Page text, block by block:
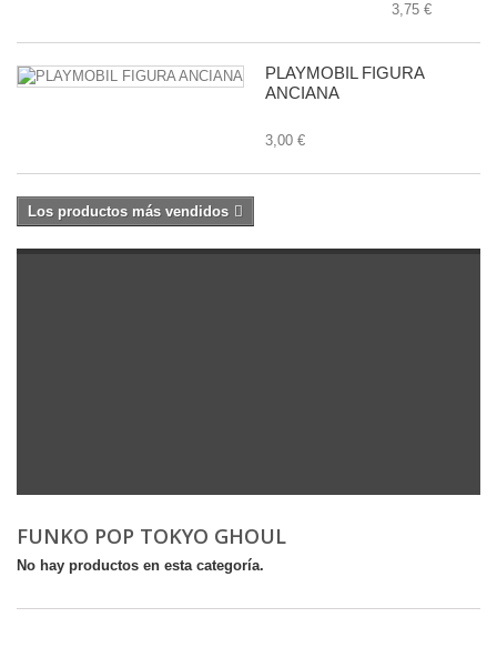
3,75 €
PLAYMOBIL FIGURA
ANCIANA
3,00 €
Los productos más vendidos
FUNKO POP TOKYO GHOUL
No hay productos en esta categoría.